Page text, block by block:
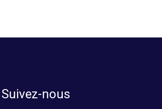
Suivez-nous